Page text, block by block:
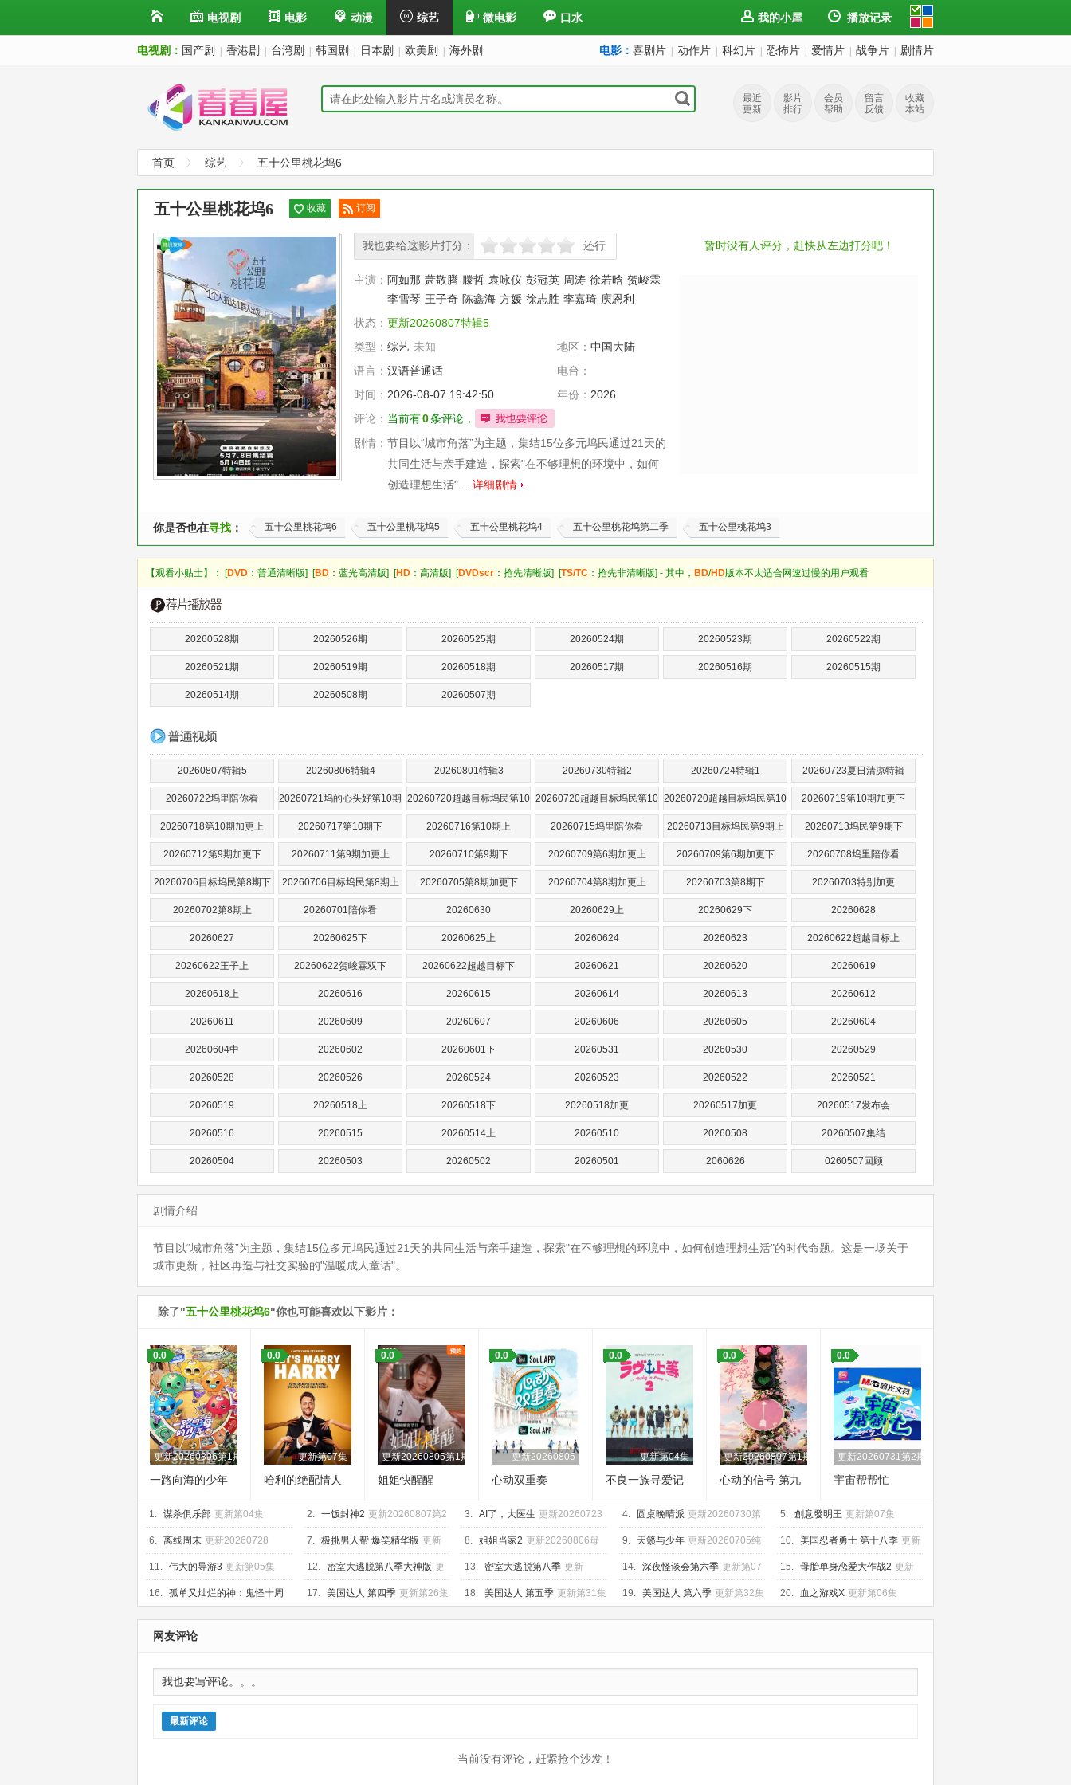
电视剧 电影 动漫 综艺 微电影 口水 我的小屋 播放记录
电视剧： 国产剧 香港剧 台湾剧 韩国剧 日本剧 欧美剧 海外剧 电影： 喜剧片 动作片 科幻片 恐怖片 爱情片 战争片 剧情片
最近
更新
影片
排行
会员
帮助
留言
反馈
收藏
本站
首页 综艺 五十公里桃花坞6
暂时没有人评分，赶快从左边打分吧！
五十公里桃花坞6 收藏
订阅
我也要给这影片打分：
很差较差 还行推荐 力荐 还行
主演： 阿如那 萧敬腾 滕哲 袁咏仪 彭冠英 周涛 徐若晗 贺峻霖
李雪琴 王子奇 陈鑫海 方媛 徐志胜 李嘉琦 庾恩利
状态： 更新20260807特辑5
类型： 综艺 未知 地区： 中国大陆
语言： 汉语普通话
电台：
时间： 2026-08-07 19:42:50 年份： 2026
评论： 当前有0条评论，
剧情： 节目以“城市角落”为主题，集结15位多元坞民通过21天的
共同生活与亲手建造，探索"在不够理想的环境中，如何
创造理想生活"… 详细剧情
你是否也在寻找 ： 五十公里桃花坞6 五十公里桃花坞5 五十公里桃花坞4 五十公里桃花坞第二季 五十公里桃花坞3
【观看小贴士】： [DVD ：普通清晰版] [BD ：蓝光高清版] [HD ：高清版] [DVDscr ：抢先清晰版] [TS/TC ：抢先非清晰版] - 其中， BD/HD版本不太适合网速过慢的用户观看
20260528期 20260526期 20260525期 20260524期 20260523期 20260522期
20260521期 20260519期 20260518期 20260517期 20260516期 20260515期
20260514期 20260508期 20260507期
20260807特辑5 20260806特辑4 20260801特辑3 20260730特辑2 20260724特辑1 20260723夏日清凉特辑
20260722坞里陪你看 20260721坞的心头好第10期 20260720超越目标坞民第10
期上
20260720超越目标坞民第10
期下
20260720超越目标坞民第10
期中
20260719第10期加更下
20260718第10期加更上 20260717第10期下 20260716第10期上 20260715坞里陪你看 20260713目标坞民第9期上 20260713坞民第9期下
20260712第9期加更下 20260711第9期加更上 20260710第9期下 20260709第6期加更上 20260709第6期加更下 20260708坞里陪你看
20260706目标坞民第8期下 20260706目标坞民第8期上 20260705第8期加更下 20260704第8期加更上 20260703第8期下 20260703特别加更
20260702第8期上 20260701陪你看 20260630 20260629上 20260629下 20260628
20260627 20260625下 20260625上 20260624 20260623 20260622超越目标上
20260622王子上 20260622贺峻霖双下 20260622超越目标下 20260621 20260620 20260619
20260618上 20260616 20260615 20260614 20260613 20260612
20260611 20260609 20260607 20260606 20260605 20260604
20260604中 20260602 20260601下 20260531 20260530 20260529
20260528 20260526 20260524 20260523 20260522 20260521
20260519 20260518上 20260518下 20260518加更 20260517加更 20260517发布会
20260516 20260515 20260514上 20260510 20260508 20260507集结
20260504 20260503 20260502 20260501 2060626 0260507回顾
剧情介绍
节目以“城市角落”为主题，集结15位多元坞民通过21天的共同生活与亲手建造，探索"在不够理想的环境中，如何创造理想生活"的时代命题。这是一场关于
城市更新，社区再造与社交实验的"温暖成人童话"。
除了"五十公里桃花坞6"你也可能喜欢以下影片：
更新20260806第1期
0.0
一路向海的少年
更新第07集
0.0
哈利的绝配情人
更新20260805第1期
0.0
姐姐快醒醒
更新20260805
0.0
心动双重奏
更新第04集
0.0
不良一族寻爱记
更新20260807第1期陪看上
0.0
心动的信号 第九
更新20260731第2期
0.0
宇宙帮帮忙
1. 谋杀俱乐部 更新第04集 2. 一饭封神2 更新20260807第2
期加更
3. AI了，大医生 更新20260723 4. 圆桌晚晴派 更新20260730第
2期
5. 創意發明王 更新第07集
6. 离线周末 更新20260728 7. 极挑男人帮 爆笑精华版 更新
20260712
8. 姐姐当家2 更新20260806母
带2第4期下
9. 天籁与少年 更新20260705纯
享版
10. 美国忍者勇士 第十八季 更新
第02集
11. 伟大的导游3 更新第05集 12. 密室大逃脱第八季大神版 更
新20260805大神版第3期：密神团
飙戏圆谎二
13. 密室大逃脱第八季 更新
20260805第3期：公馆离情Ⅰ上
14. 深夜怪谈会第六季 更新第07
集
15. 母胎单身恋爱大作战2 更新
第10集
16. 孤单又灿烂的神：鬼怪十周
年特辑 更新第04集
17. 美国达人 第四季 更新第26集 18. 美国达人 第五季 更新第31集 19. 美国达人 第六季 更新第32集 20. 血之游戏X 更新第06集
网友评论
最新评论
当前没有评论，赶紧抢个沙发！